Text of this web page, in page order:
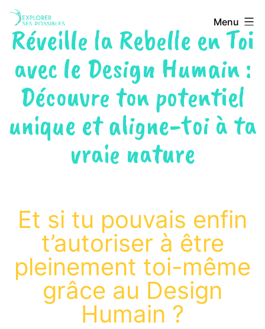
Menu
Réveille la Rebelle en Toi
avec le Design Humain :
Découvre ton potentiel
unique et aligne-toi à ta
vraie nature
Et si tu pouvais enfin
t’autoriser à être
pleinement toi-même
grâce au Design
Humain ?